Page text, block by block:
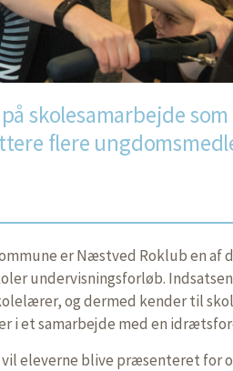
skolesamarbejde
flere
er Næstved Roklub en af
undervisningsforløb.
og dermed kender til
i et samarbejde med en
eleverne blive præsenteret for